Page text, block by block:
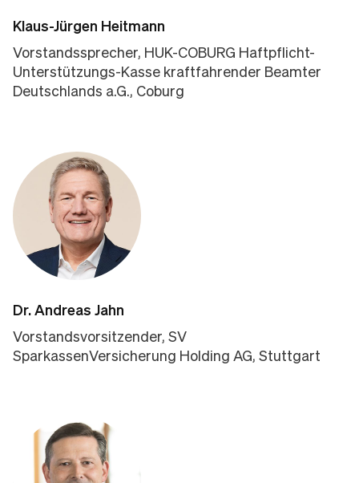
Klaus-Jürgen Heitmann
Vorstandssprecher, HUK-COBURG Haftpflicht-
Unterstützungs-Kasse kraftfahrender Beamter
Deutschlands a.G., Coburg
Dr. Andreas Jahn
Vorstandsvorsitzender, SV
SparkassenVersicherung Holding AG, Stuttgart